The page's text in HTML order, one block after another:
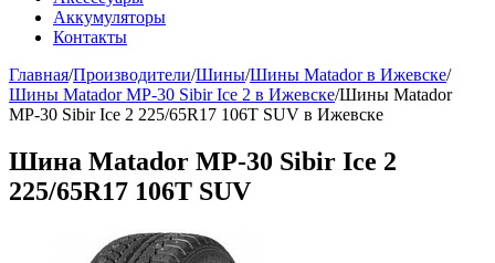
Аккумуляторы
Контакты
Главная/Производители/Шины/Шины Matador в Ижевске/
Шины Matador MP-30 Sibir Ice 2 в Ижевске/Шины Matador
MP-30 Sibir Ice 2 225/65R17 106T SUV в Ижевске
Шина Matador MP-30 Sibir Ice 2
225/65R17 106T SUV